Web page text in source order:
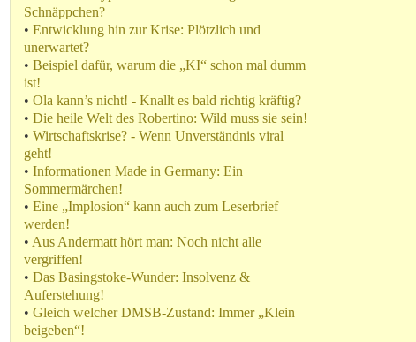
Schnäppchen?
• Entwicklung hin zur Krise: Plötzlich und
unerwartet?
• Beispiel dafür, warum die „KI“ schon mal dumm
ist!
• Ola kann’s nicht! - Knallt es bald richtig kräftig?
• Die heile Welt des Robertino: Wild muss sie sein!
• Wirtschaftskrise? - Wenn Unverständnis viral
geht!
• Informationen Made in Germany: Ein
Sommermärchen!
• Eine „Implosion“ kann auch zum Leserbrief
werden!
• Aus Andermatt hört man: Noch nicht alle
vergriffen!
• Das Basingstoke-Wunder: Insolvenz &
Auferstehung!
• Gleich welcher DMSB-Zustand: Immer „Klein
beigeben“!